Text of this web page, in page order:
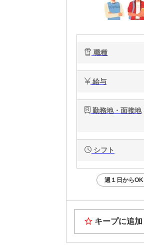
職種
給与
勤務地・面接地
シフト
週１日からOK
キープに追加